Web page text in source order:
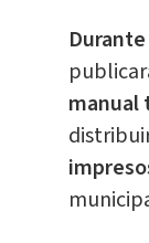
manual